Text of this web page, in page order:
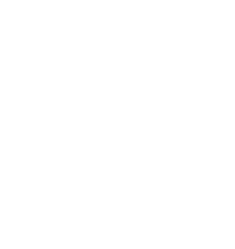
Mietsache nach
Mieter zu angemessener
lassen.
(z. B. Havarie) ist das
bei Abwesenheit des
des Mieters öffnen zu